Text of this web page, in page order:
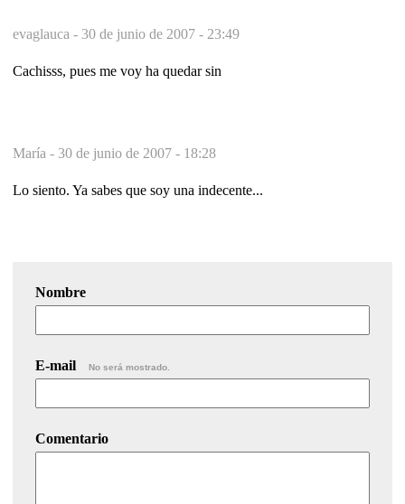
evaglauca - 30 de junio de 2007 - 23:49
Cachisss, pues me voy ha quedar sin
María - 30 de junio de 2007 - 18:28
Lo siento. Ya sabes que soy una indecente...
Nombre
E-mail No será mostrado.
Comentario